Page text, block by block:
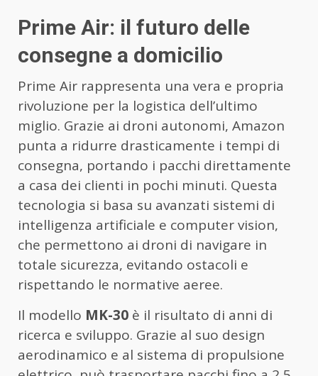
Prime Air: il futuro delle
consegne a domicilio
Prime Air rappresenta una vera e propria
rivoluzione per la logistica dell’ultimo
miglio. Grazie ai droni autonomi, Amazon
punta a ridurre drasticamente i tempi di
consegna, portando i pacchi direttamente
a casa dei clienti in pochi minuti. Questa
tecnologia si basa su avanzati sistemi di
intelligenza artificiale e computer vision,
che permettono ai droni di navigare in
totale sicurezza, evitando ostacoli e
rispettando le normative aeree.
Il modello MK-30 è il risultato di anni di
ricerca e sviluppo. Grazie al suo design
aerodinamico e al sistema di propulsione